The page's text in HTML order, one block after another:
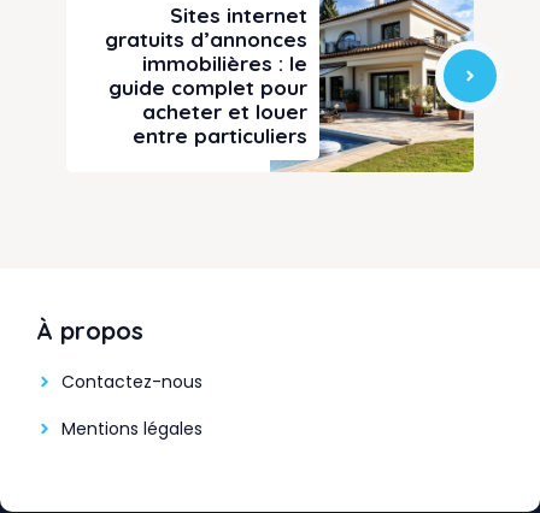
Sites internet
gratuits d’annonces
immobilières : le
guide complet pour
acheter et louer
entre particuliers
À propos
Contactez-nous
Mentions légales